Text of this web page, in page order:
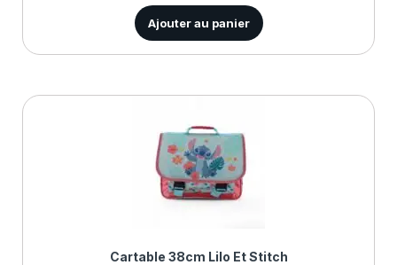
notations
Ajouter au panier
Cartable 38cm Lilo Et Stitch